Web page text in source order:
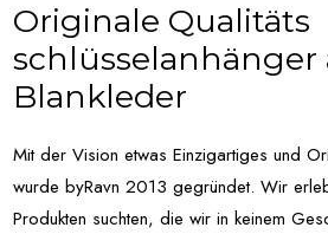
Originale Qualitäts
schlüsselanhänger
Blankleder
Mit der Vision etwas Einzigartiges und
wurde byRavn 2013 gegründet. Wir
Produkten suchten, die wir in keinem